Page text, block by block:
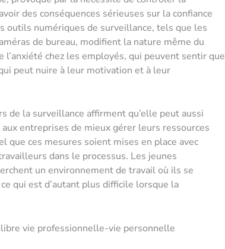
des conséquences sérieuses sur la confiance
outils numériques de surveillance, tels que les
de bureau, modifient la nature même du
chez les employés, qui peuvent sentir que
peut nuire à leur motivation et à leur
de la surveillance affirment qu’elle peut aussi
entreprises de mieux gérer leurs ressources
que ces mesures soient mises en place avec
dans le processus. Les jeunes
un environnement de travail où ils se
qui est d’autant plus difficile lorsque la
vie professionnelle-vie personnelle